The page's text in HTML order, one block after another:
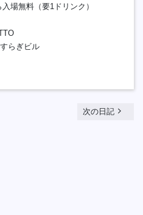
場無料（要1ドリンク）
らぎビル
次の日記 navigate_next